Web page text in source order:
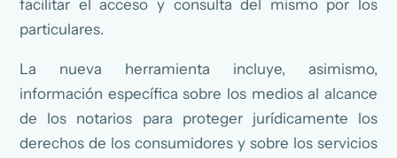
facilitar el acceso y consulta del mismo por los
particulares.
La nueva herramienta incluye, asimismo,
información específica sobre los medios al alcance
de los notarios para proteger jurídicamente los
derechos de los consumidores y sobre los servicios